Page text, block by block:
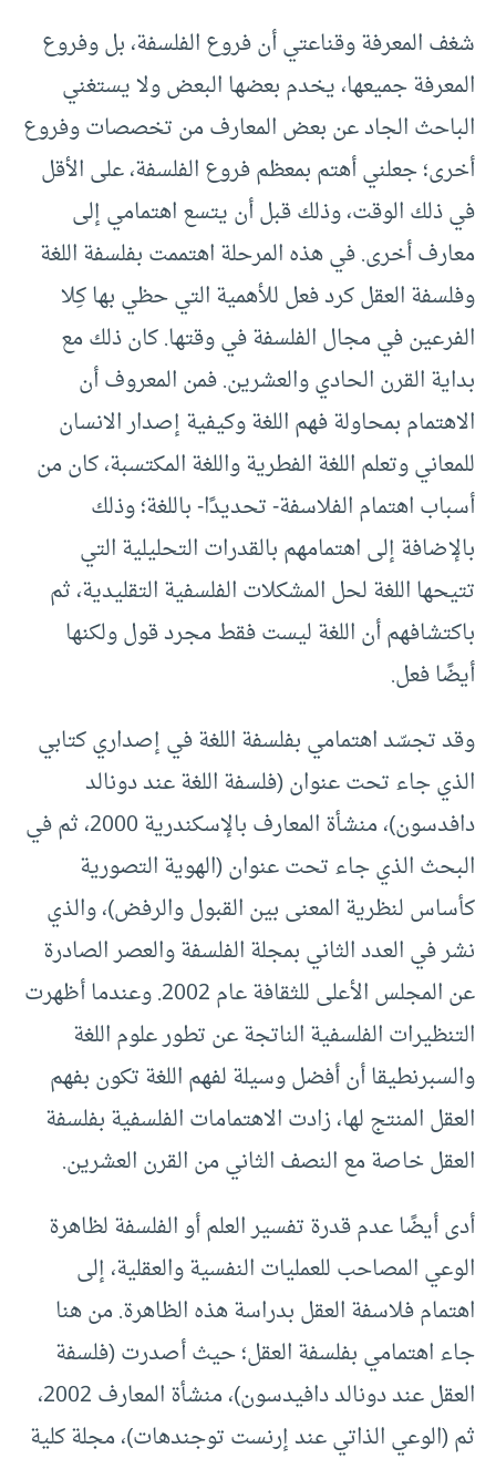
شغف المعرفة وقناعتي أن فروع الفلسفة، بل وفروع
المعرفة جميعها، يخدم بعضها البعض ولا يستغني
الباحث الجاد عن بعض المعارف من تخصصات وفروع
أخرى؛ جعلني أهتم بمعظم فروع الفلسفة، على الأقل
في ذلك الوقت، وذلك قبل أن يتسع اهتمامي إلى
معارف أخرى. في هذه المرحلة اهتممت بفلسفة اللغة
وفلسفة العقل كرد فعل للأهمية التي حظي بها كِلا
الفرعين في مجال الفلسفة في وقتها. كان ذلك مع
بداية القرن الحادي والعشرين. فمن المعروف أن
الاهتمام بمحاولة فهم اللغة وكيفية إصدار الانسان
للمعاني وتعلم اللغة الفطرية واللغة المكتسبة، كان من
أسباب اهتمام الفلاسفة- تحديدًا- باللغة؛ وذلك
بالإضافة إلى اهتمامهم بالقدرات التحليلية التي
تتيحها اللغة لحل المشكلات الفلسفية التقليدية، ثم
باكتشافهم أن اللغة ليست فقط مجرد قول ولكنها
أيضًا فعل.
وقد تجسّد اهتمامي بفلسفة اللغة في إصداري كتابي
الذي جاء تحت عنوان (فلسفة اللغة عند دونالد
دافدسون)، منشأة المعارف بالإسكندرية 2000، ثم في
البحث الذي جاء تحت عنوان (الهوية التصورية
كأساس لنظرية المعنى بين القبول والرفض)، والذي
نشر في العدد الثاني بمجلة الفلسفة والعصر الصادرة
عن المجلس الأعلى للثقافة عام 2002. وعندما أظهرت
التنظيرات الفلسفية الناتجة عن تطور علوم اللغة
والسبرنطيقا أن أفضل وسيلة لفهم اللغة تكون بفهم
العقل المنتج لها، زادت الاهتمامات الفلسفية بفلسفة
العقل خاصة مع النصف الثاني من القرن العشرين.
أدى أيضًا عدم قدرة تفسير العلم أو الفلسفة لظاهرة
الوعي المصاحب للعمليات النفسية والعقلية، إلى
اهتمام فلاسفة العقل بدراسة هذه الظاهرة. من هنا
جاء اهتمامي بفلسفة العقل؛ حيث أصدرت (فلسفة
العقل عند دونالد دافيدسون)، منشأة المعارف 2002،
ثم (الوعي الذاتي عند إرنست توجندهات)، مجلة كلية